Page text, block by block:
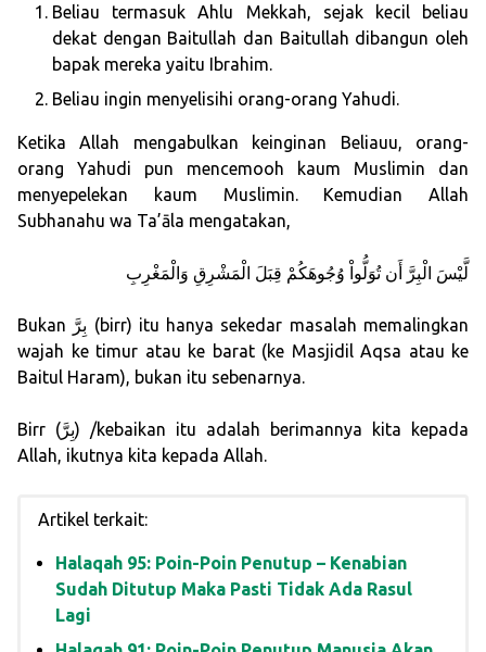
Beliau termasuk Ahlu Mekkah, sejak kecil beliau
dekat dengan Baitullah dan Baitullah dibangun oleh
bapak mereka yaitu Ibrahim.
Beliau ingin menyelisihi orang-orang Yahudi.
Ketika Allah mengabulkan keinginan Beliauu, orang-
orang Yahudi pun mencemooh kaum Muslimin dan
menyepelekan kaum Muslimin. Kemudian Allah
Subhanahu wa Ta’āla mengatakan,
لَّيْسَ الْبِرَّ أَن تُوَلُّواْ وُجُوهَكُمْ قِبَلَ الْمَشْرِقِ وَالْمَغْرِبِ
Bukan بِرَّ (birr) itu hanya sekedar masalah memalingkan
wajah ke timur atau ke barat (ke Masjidil Aqsa atau ke
Baitul Haram), bukan itu sebenarnya.
Birr (بِرَّ) /kebaikan itu adalah berimannya kita kepada
Allah, ikutnya kita kepada Allah.
Artikel terkait:
Halaqah 95: Poin-Poin Penutup – Kenabian
Sudah Ditutup Maka Pasti Tidak Ada Rasul
Lagi